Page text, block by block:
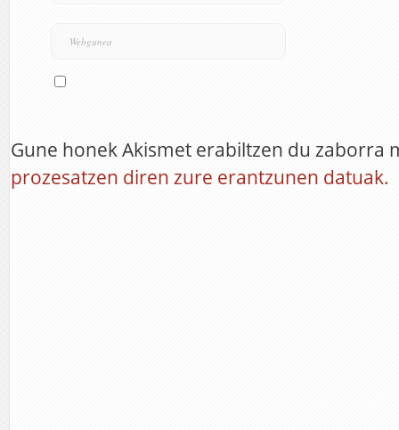
Gune honek Akismet erabiltzen du zaborra
prozesatzen diren zure erantzunen datuak.